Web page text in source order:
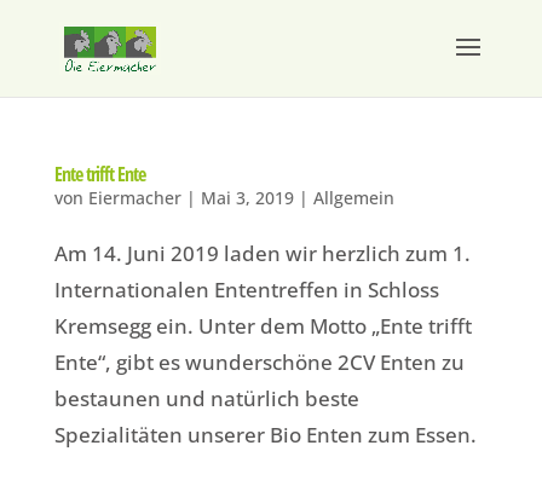
Ente trifft Ente
von Eiermacher| Mai 3, 2019| Allgemein
Am 14. Juni 2019 laden wir herzlich zum 1.
Internationalen Ententreffen in Schloss
Kremsegg ein. Unter dem Motto „Ente trifft
Ente“, gibt es wunderschöne 2CV Enten zu
bestaunen und natürlich beste
Spezialitäten unserer Bio Enten zum Essen.